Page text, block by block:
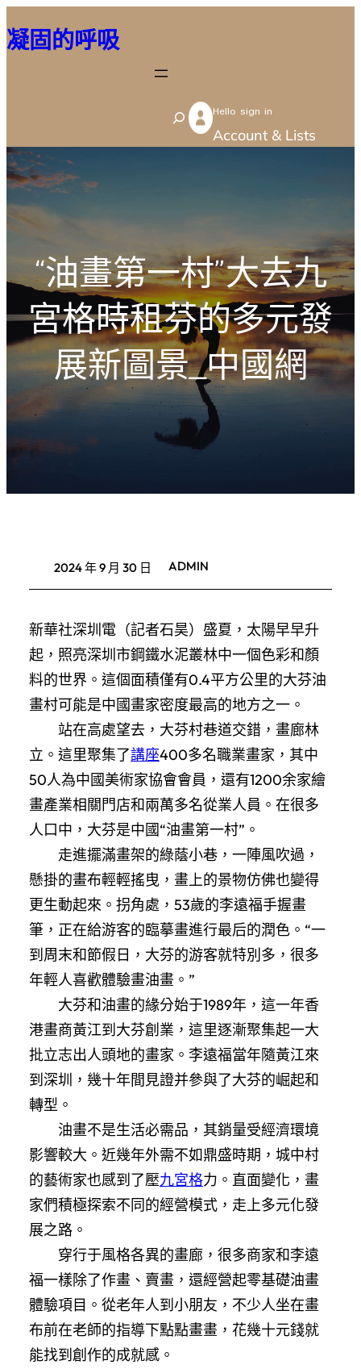
至
容
凝固的呼吸
S
e
Hello sign in
Account & Lists
“油畫第一村”大去九
宮格時租芬的多元發
展新圖景_中國網
2024 年 9 月 30 日 ADMIN
新華社深圳電（記者石昊）盛夏，太陽早早升
起，照亮深圳市鋼鐵水泥叢林中一個色彩和顏
料的世界。這個面積僅有0.4平方公里的大芬油
畫村可能是中國畫家密度最高的地方之一。
站在高處望去，大芬村巷道交錯，畫廊林
立。這里聚集了講座400多名職業畫家，其中
50人為中國美術家協會會員，還有1200余家繪
畫產業相關門店和兩萬多名從業人員。在很多
人口中，大芬是中國“油畫第一村”。
走進擺滿畫架的綠蔭小巷，一陣風吹過，
懸掛的畫布輕輕搖曳，畫上的景物仿佛也變得
更生動起來。拐角處，53歲的李遠福手握畫
筆，正在給游客的臨摹畫進行最后的潤色。“一
到周末和節假日，大芬的游客就特別多，很多
年輕人喜歡體驗畫油畫。”
大芬和油畫的緣分始于1989年，這一年香
港畫商黃江到大芬創業，這里逐漸聚集起一大
批立志出人頭地的畫家。李遠福當年隨黃江來
到深圳，幾十年間見證并參與了大芬的崛起和
轉型。
油畫不是生活必需品，其銷量受經濟環境
影響較大。近幾年外需不如鼎盛時期，城中村
的藝術家也感到了壓九宮格力。直面變化，畫
家們積極探索不同的經營模式，走上多元化發
展之路。
穿行于風格各異的畫廊，很多商家和李遠
福一樣除了作畫、賣畫，還經營起零基礎油畫
體驗項目。從老年人到小朋友，不少人坐在畫
布前在老師的指導下點點畫畫，花幾十元錢就
能找到創作的成就感。